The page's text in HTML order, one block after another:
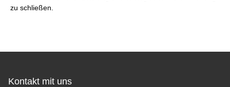
zu schließen.
Kontakt mit uns